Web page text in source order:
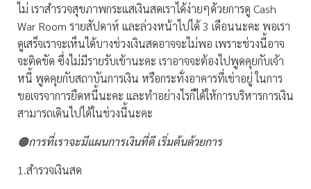
ไม่ เราสำรวจสุขภาพกระแสเงินสดเราได้ง่ายๆด้วยการดู Cash
War Room รายสัปดาห์ และล่วงหน้าไปได้ 3 เดือนนะคะ พอเรา
ดูเสร็จเราจะเห็นได้บางช่วงเงินสดอาจจะไม่พอ เพราะช่วงนี้อาจ
จะติดขัด ซึ่งไม่มีรายรับเข้านะคะ เราอาจจะต้องไปพูดคุยกับเจ้า
หนี้ พูดคุยกับสถาบันการเงิน หรือกระทั่งอาคารที่เช่าอยู่ ในการ
ขอเจรจาการยืดหนี้นะคะ และทำอย่างไรก็ได้ให้การบริหารการเงิน
สามารถเดินไปได้ในช่วงนี้นะคะ
🟠การที่เราจะมีแผนการเงินที่ดี เริ่มต้นด้วยการ
1.สำรวจเงินสด